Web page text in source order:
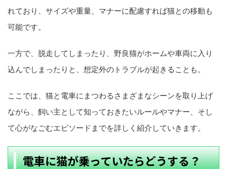
れており、サイズや重量、マナーに配慮すれば猫との移動も
可能です。
一方で、脱走してしまったり、野良猫がホームや車両に入り
込んでしまったりと、想定外のトラブルが起きることも。
ここでは、猫と電車にまつわるさまざまなシーンを取り上げ
ながら、飼い主として知っておきたいルールやマナー、そし
て心がなごむエピソードまでを詳しく紹介していきます。
電車に猫が乗っていたらどうする？